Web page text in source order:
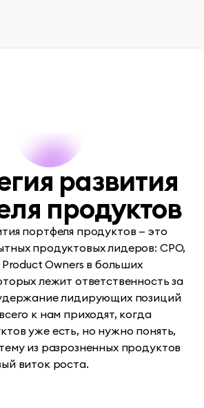
развития
продуктов
портфеля продуктов — это
продуктовых лидеров: CPO,
Owners в больших
лежит ответственность за
лидирующих позиций
к нам приходят, когда
уже есть, но нужно понять,
из разрозненных продуктов
виток роста.